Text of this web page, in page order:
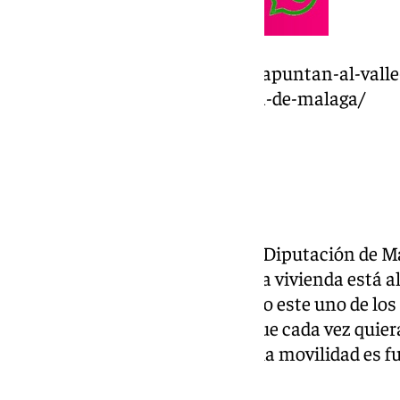
https://www.101tv.es/alcaldes-apuntan-al-
solucion-a-la-crisis-de-vivienda-de-malaga/
Por su parte, el presidente de la Diputación de
incidido en que el problema de la vivienda
problema de la movilidad, siendo este uno de
foros anteriores: “El hecho de que cada vez
aquí ha hecho que se tensione, la movilidad es